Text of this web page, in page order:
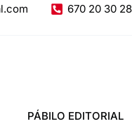
670 20 30 28
PÁBILO EDITORIAL